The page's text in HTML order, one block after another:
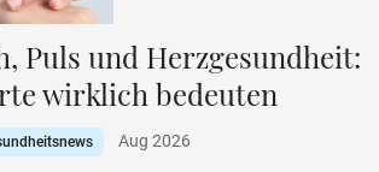
Puls und Herzgesundheit:
wirklich bedeuten
Aug 2026